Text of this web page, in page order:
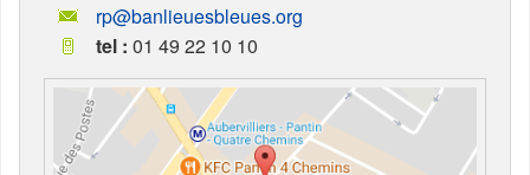
rp@banlieuesbleues.org
tel : 01 49 22 10 10